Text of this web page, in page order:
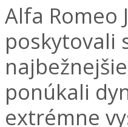
Alfa Romeo
poskytovali
ponúkali
extrémne